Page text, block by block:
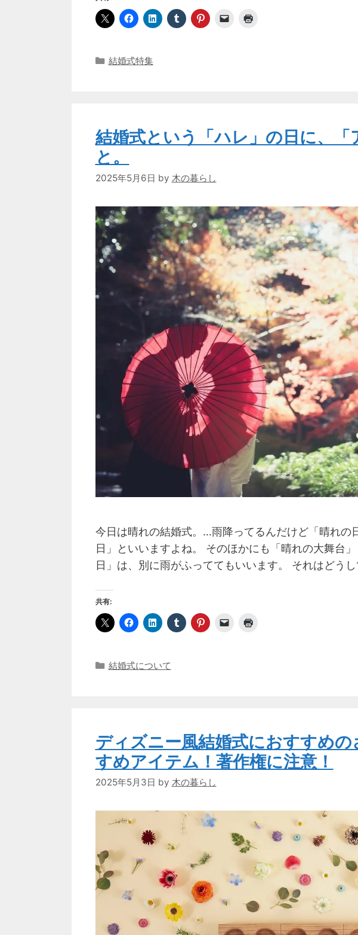
カ
結婚式特集
結婚式という「ハレ」の日に、「
と。
2025年5月6日 by 木の暮らし
今日は晴れの結婚式。…雨降ってるんだけど「晴れの
日」といいますよね。 そのほかにも「晴れの大舞台
日」は、別に雨がふっててもいいます。 それはどう
共有:
カ
結婚式について
ディズニー風結婚式におすすめ
すめアイテム！著作権に注意！
2025年5月3日 by 木の暮らし